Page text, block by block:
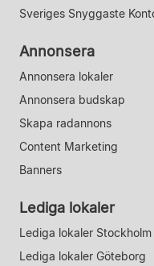
Sveriges Snyggaste
Annonsera
Annonsera lokaler
Annonsera budskap
Skapa radannons
Content Marketing
Banners
Lediga lokaler
Lediga lokaler Stockholm
Lediga lokaler Göteborg